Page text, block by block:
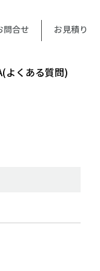
問合せ お見積り
よくある質問)